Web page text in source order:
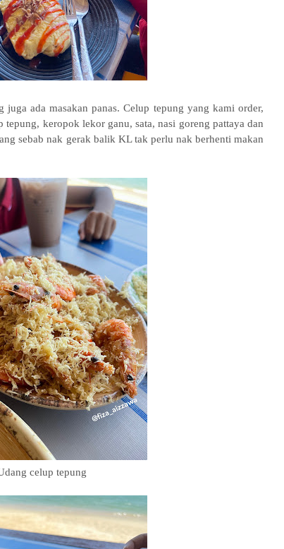
juga ada masakan panas. Celup tepung yang kami order,
keropok lekor ganu, sata, nasi goreng pattaya dan
sebab nak gerak balik KL tak perlu nak berhenti makan
celup tepung